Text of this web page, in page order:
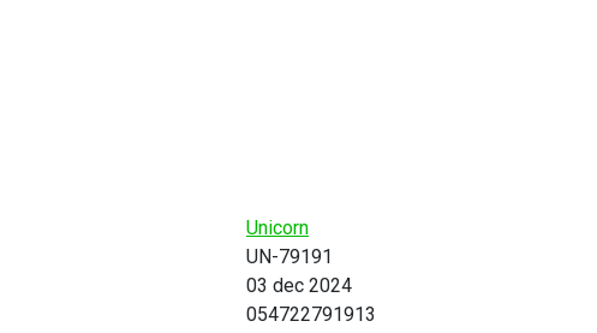
Unicorn
UN-79191
03 dec 2024
054722791913